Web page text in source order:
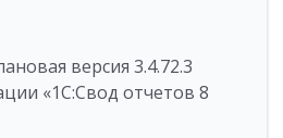
версия 3.4.72.3
«1C:Свод отчетов 8